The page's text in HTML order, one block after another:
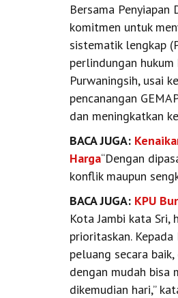
Bersama
komitmen untuk
sistematik lengkap
perlindungan
Purwaningsih, usai
pencanangan
dan meningkatkan
BACA JUGA:
Harga“Dengan
konflik maupun
BACA JUGA: KPU
Kota Jambi kata
prioritaskan.
peluang secara
dengan mudah bisa
dikemudian hari,”